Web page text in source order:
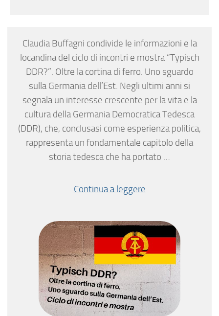
Claudia Buffagni condivide le informazioni e la
locandina del ciclo di incontri e mostra “Typisch
DDR?”. Oltre la cortina di ferro. Uno sguardo
sulla Germania dell’Est. Negli ultimi anni si
segnala un interesse crescente per la vita e la
cultura della Germania Democratica Tedesca
(DDR), che, conclusasi come esperienza politica,
rappresenta un fondamentale capitolo della
storia tedesca che ha portato …
Continua a leggere